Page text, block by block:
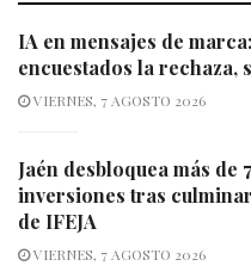
IA en mensajes de
encuestados la rechaza,
VIERNES, 7 AGOSTO 2026
Jaén desbloquea más de
inversiones tras
de IFEJA
VIERNES, 7 AGOSTO 2026